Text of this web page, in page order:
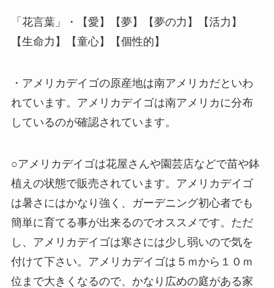
「花言葉」・【愛】【夢】【夢の力】【活力】
【生命力】【童心】【個性的】
・アメリカデイゴの原産地は南アメリカだといわ
れています。アメリカデイゴは南アメリカに分布
しているのが確認されています。
○アメリカデイゴは花屋さんや園芸店などで苗や鉢
植えの状態で販売されています。アメリカデイゴ
は暑さにはかなり強く、ガーデニング初心者でも
簡単に育てる事が出来るのでオススメです。ただ
し、アメリカデイゴは寒さには少し弱いので気を
付けて下さい。アメリカデイゴは５ｍから１０ｍ
位まで大きくなるので、かなり広めの庭がある家